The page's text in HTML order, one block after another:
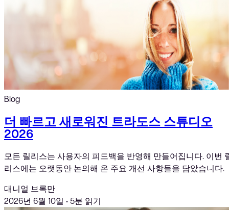
Blog
더 빠르고 새로워진 트라도스 스튜디오
2026
모든 릴리스는 사용자의 피드백을 반영해 만들어집니다. 이번
리스에는 오랫동안 논의해 온 주요 개선 사항들을 담았습니다.
대니얼 브록만
2026년 6월 10일 •5분 읽기